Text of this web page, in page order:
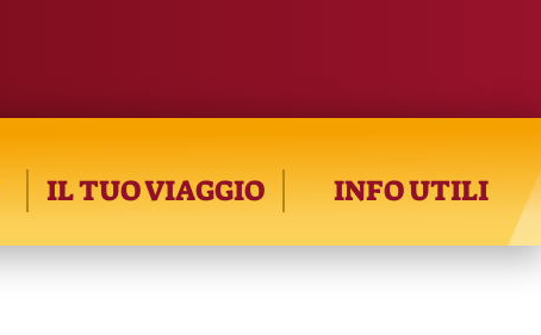
IL TUO VIAGGIO INFO UTILI